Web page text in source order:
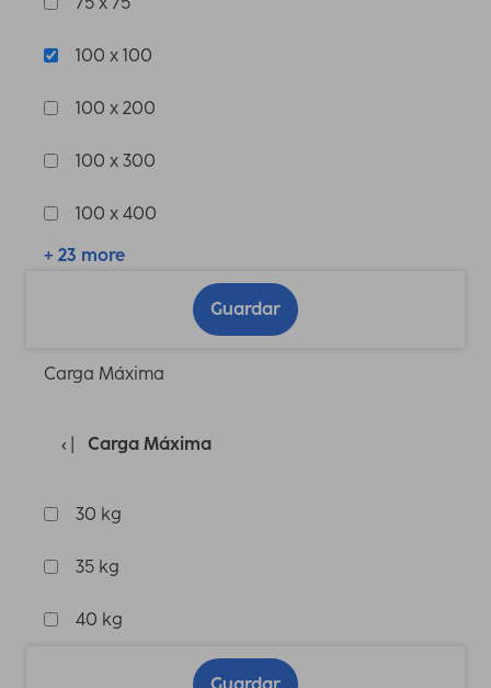
100 x 100
100 x 200
100 x 300
100 x 400
+ 23 more
Guardar
Carga Máxima
Carga Máxima
30 kg
35 kg
40 kg
Guardar